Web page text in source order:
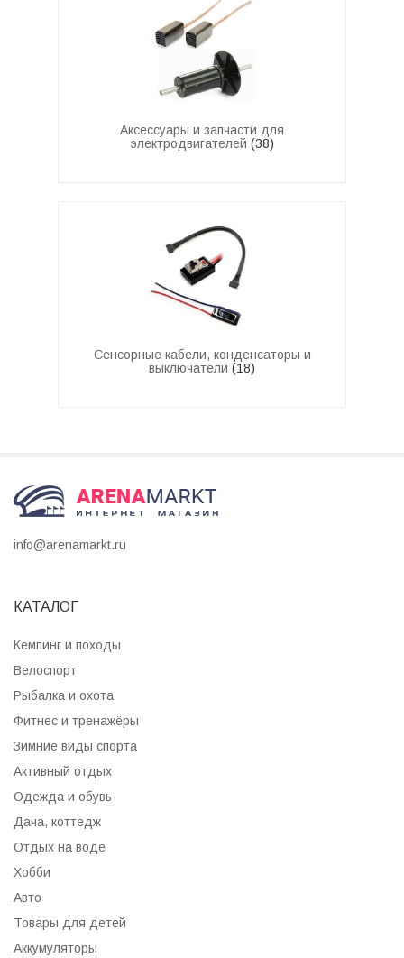
Аксессуары и запчасти для
электродвигателей (38)
Сенсорные кабели, конденсаторы и
выключатели (18)
info@arenamarkt.ru
КАТАЛОГ
Кемпинг и походы
Велоспорт
Рыбалка и охота
Фитнес и тренажёры
Зимние виды спорта
Активный отдых
Одежда и обувь
Дача, коттедж
Отдых на воде
Хобби
Авто
Товары для детей
Аккумуляторы